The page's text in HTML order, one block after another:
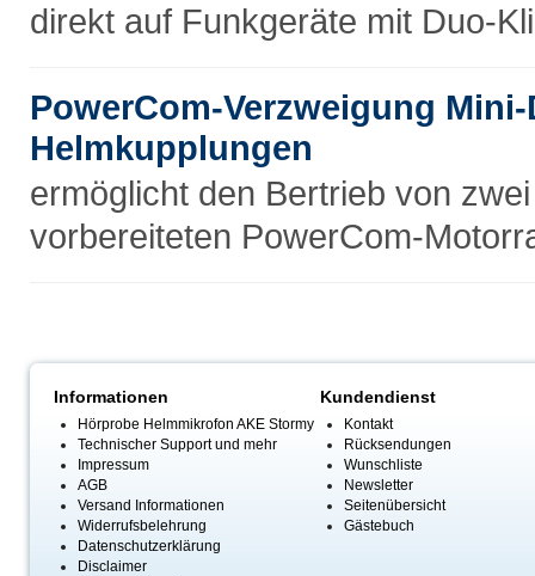
direkt auf Funkgeräte mit Duo-
PowerCom-Verzweigung
Helmkupplungen
ermöglicht den Bertrieb von
vorbereiteten PowerCom-
Informationen
Hörprobe Helmmikrofon AKE Stormy
Technischer Support und mehr
Impressum
AGB
Versand Informationen
Widerrufsbelehrung
Datenschutzerklärung
Disclaimer
Kundendienst
Kontakt
Rücksendungen
Wunschliste
Newsletter
Seitenübersicht
Gästebuch